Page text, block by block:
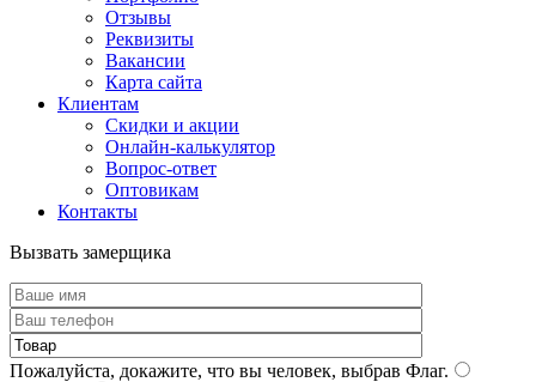
Отзывы
Реквизиты
Вакансии
Карта сайта
Клиентам
Скидки и акции
Онлайн-калькулятор
Вопрос-ответ
Оптовикам
Контакты
Вызвать замерщика
Пожалуйста, докажите, что вы человек, выбрав Флаг.